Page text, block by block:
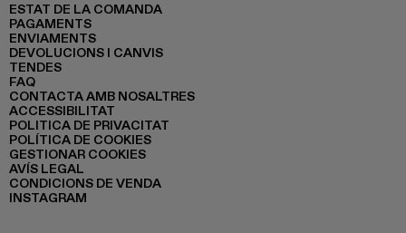
ESTAT DE LA COMANDA
PAGAMENTS
ENVIAMENTS
DEVOLUCIONS I CANVIS
TENDES
FAQ
CONTACTA AMB NOSALTRES
ACCESSIBILITAT
POLITICA DE PRIVACITAT
POLÍTICA DE COOKIES
GESTIONAR COOKIES
AVÍS LEGAL
CONDICIONS DE VENDA
INSTAGRAM